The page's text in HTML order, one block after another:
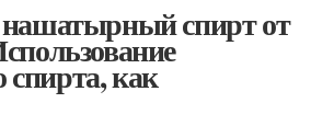
нашатырный спирт от
как